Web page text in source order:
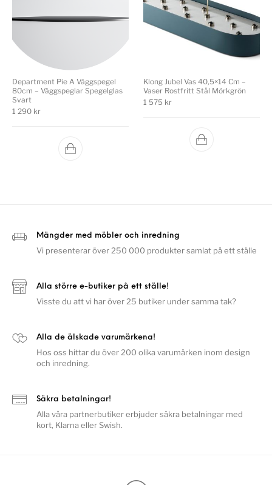
Department Pie A Väggspegel
80cm – Väggspeglar Spegelglas
Svart
1 290 kr
Klong Jubel Vas 40,5×14 Cm –
Vaser Rostfritt Stål Mörkgrön
1 575 kr
Mängder med möbler och inredning
Vi presenterar över 250 000 produkter samlat på ett ställe
Alla större e-butiker på ett ställe!
Visste du att vi har över 25 butiker under samma tak?
Alla de älskade varumärkena!
Hos oss hittar du över 200 olika varumärken inom design
och inredning.
Säkra betalningar!
Alla våra partnerbutiker erbjuder säkra betalningar med
kort, Klarna eller Swish.